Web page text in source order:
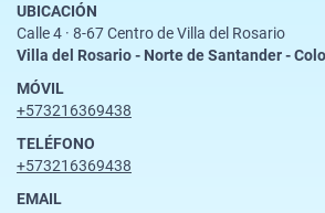
UBICACIÓN
Calle 4 · 8-67 Centro de Villa del Rosario
Villa del Rosario - Norte de Santander -
MÓVIL
+573216369438
TELÉFONO
+573216369438
EMAIL